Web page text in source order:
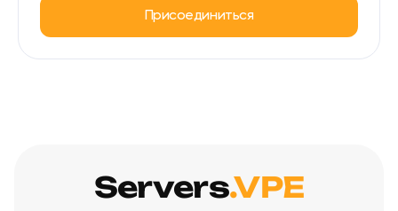
Присоединиться
Servers.VPE